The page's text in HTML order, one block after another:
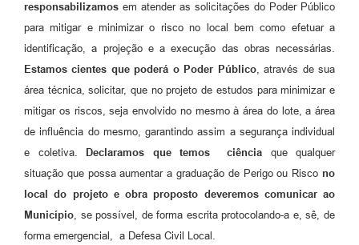
responsabilizamos em atender as solicitações do Poder Público
para mitigar e minimizar o risco no local bem como efetuar a
identificação, a projeção e a execução das obras necessárias.
Estamos cientes que poderá o Poder Público, através de sua
área técnica, solicitar, que no projeto de estudos para minimizar e
mitigar os riscos, seja envolvido no mesmo à área do lote, a área
de influência do mesmo, garantindo assim a segurança individual
e coletiva.
Declaramos que temos ciência que qualquer
situação que possa aumentar a graduação de Perigo ou Risco no
local do projeto e obra proposto deveremos comunicar ao
Município, se possível, de forma escrita protocolando-a e, sê, de
forma emergencial, a Defesa Civil Local.